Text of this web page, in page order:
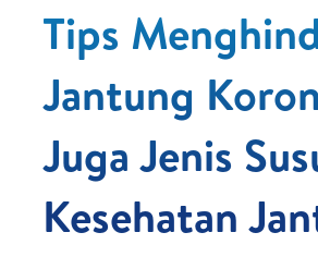
Tips
Jantung
Juga Jenis
Kesehatan